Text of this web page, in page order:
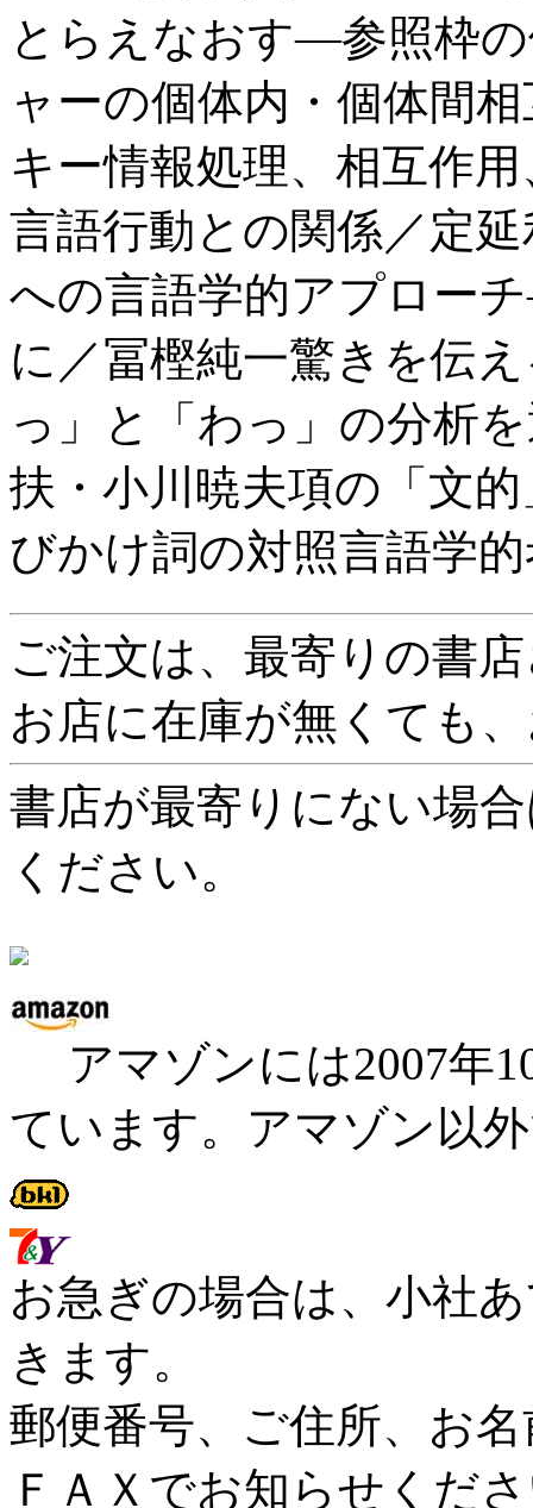
とらえなおす―参照枠
ャーの個体内・個体間
キー情報処理、相互作
言語行動との関係／定
への言語学的アプロー
に／冨樫純一驚きを伝
っ」と「わっ」の分析
扶・小川暁夫項の「文
びかけ詞の対照言語学
ご注文は、最寄りの書
お店に在庫が無くても
書店が最寄りにない場
ください。
アマゾンには2007年
ています。アマゾン以
お急ぎの場合は、小社
きます。
郵便番号、ご住所、お
ＦＡＸでお知らせくだ